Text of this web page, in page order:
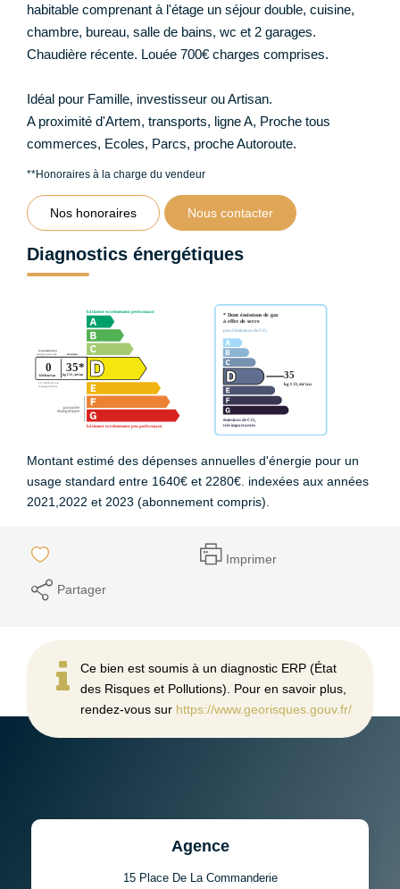
habitable comprenant à l'étage un séjour double, cuisine,
chambre, bureau, salle de bains, wc et 2 garages.
Chaudière récente. Louée 700€ charges comprises.
Idéal pour Famille, investisseur ou Artisan.
A proximité d'Artem, transports, ligne A, Proche tous
commerces, Ecoles, Parcs, proche Autoroute.
**Honoraires à la charge du vendeur
Nos honoraires Nous contacter
Diagnostics énergétiques
Montant estimé des dépenses annuelles d'énergie pour un
usage standard entre 1640€ et 2280€. indexées aux années
2021,2022 et 2023 (abonnement compris).
Imprimer
Partager
Ce bien est soumis à un diagnostic ERP (État
des Risques et Pollutions). Pour en savoir plus,
rendez-vous sur https://www.georisques.gouv.fr/
Agence
15 Place De La Commanderie